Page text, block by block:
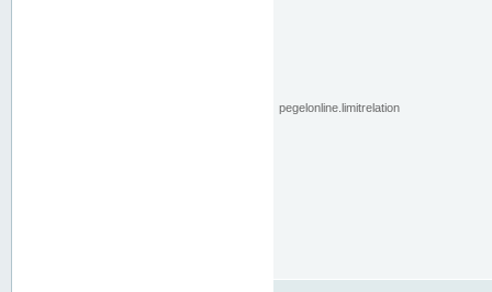
pegelonline.limitrelation